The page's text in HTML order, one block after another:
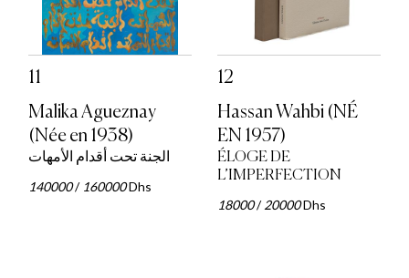
11
Malika Agueznay
(Née en 1938)
الجنة تحت أقدام الأمهات
140000/ 160000Dhs
12
Hassan Wahbi (NÉ
EN 1957)
ÉLOGE DE
L’IMPERFECTION
18000/20000Dhs